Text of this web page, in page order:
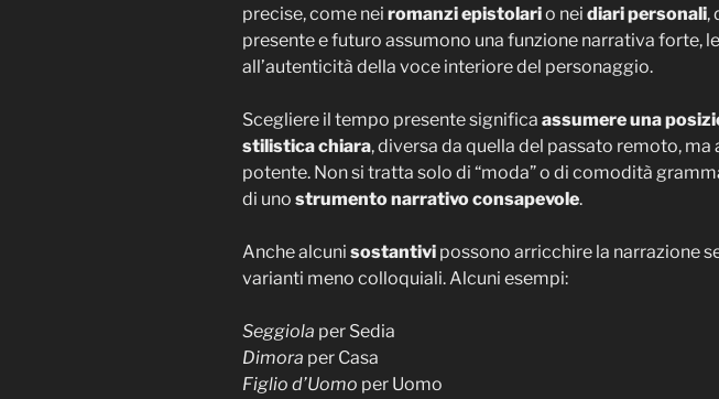
precise, come nei romanzi epistolario nei diari personali,
presente e futuro assumono una funzione narrativa forte,
all’autenticità della voce interiore del personaggio.
Scegliere il tempo presente significa assumere una
stilistica chiara, diversa da quella del passato remoto,
potente. Non si tratta solo di “moda” o di comodità
di uno strumento narrativo consapevole.
Anche alcuni sostantivi possono arricchire la narrazione
varianti meno colloquiali. Alcuni esempi:
Seggiola per Sedia
Dimora per Casa
Figlio d’Uomo per Uomo